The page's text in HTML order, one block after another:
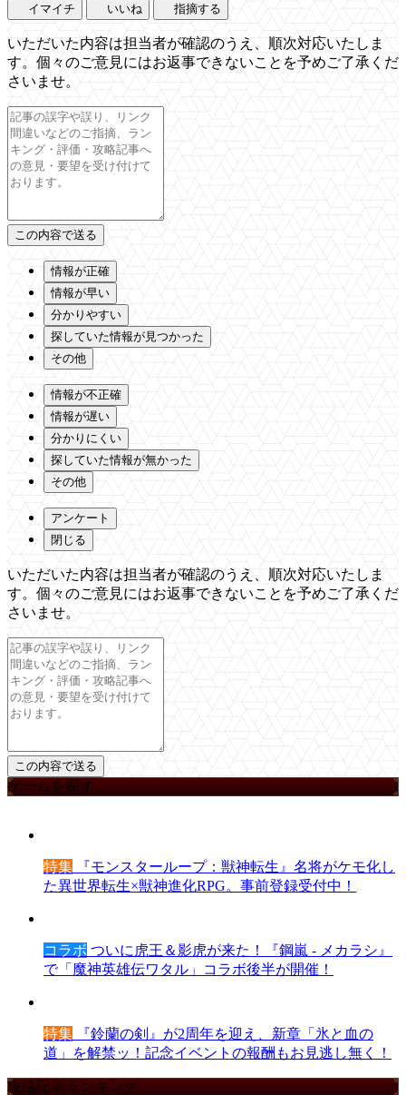
イマイチ いいね 指摘する
いただいた内容は担当者が確認のうえ、順次対応いたしま
す。個々のご意見にはお返事できないことを予めご了承くだ
さいませ。
情報が正確
情報が早い
分かりやすい
探していた情報が見つかった
その他
情報が不正確
情報が遅い
分かりにくい
探していた情報が無かった
その他
アンケート
閉じる
いただいた内容は担当者が確認のうえ、順次対応いたしま
す。個々のご意見にはお返事できないことを予めご了承くだ
さいませ。
ゲームを探す
特集 『モンスターループ：獣神転生』名将がケモ化し
た異世界転生×獣神進化RPG。事前登録受付中！
コラボ ついに虎王＆影虎が来た！『鋼嵐 - メカラシ』
で「魔神英雄伝ワタル」コラボ後半が開催！
特集 『鈴蘭の剣』が2周年を迎え、新章「氷と血の
道」を解禁ッ！記念イベントの報酬もお見逃し無く！
攻略記事ランキング